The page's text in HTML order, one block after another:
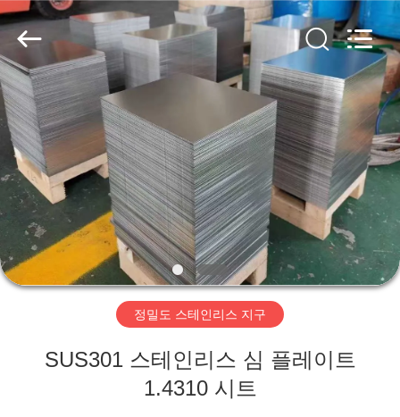
집
제
품
동
영
supplier.
Copyright
©
2018
2026
Wuxi
Guanglu
Special
Steel
Co.,
Ltd.
All
Rights
Reserved.
정밀도 스테인리스 지구
SUS301 스테인리스 심 플레이트
1.4310 시트